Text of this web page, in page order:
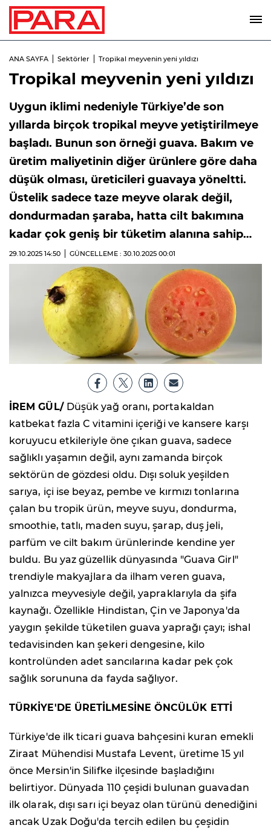
ANA SAYFA Sektörler Tropikal meyvenin yeni yıldızı
Tropikal meyvenin yeni yıldızı
Uygun iklimi nedeniyle Türkiye’de son
yıllarda birçok tropikal meyve yetiştirilmeye
başladı. Bunun son örneği guava. Bakım ve
üretim maliyetinin diğer ürünlere göre daha
düşük olması, üreticileri guavaya yöneltti.
Üstelik sadece taze meyve olarak değil,
dondurmadan şaraba, hatta cilt bakımına
kadar çok geniş bir tüketim alanına sahip…
29.10.2025 14:50 GÜNCELLEME : 30.10.2025 00:01
İREM GÜL/ Düşük yağ oranı, portakaldan
katbekat fazla C vitamini içeriği ve kansere karşı
koruyucu etkileriyle öne çıkan guava, sadece
sağlıklı yaşamın değil, aynı zamanda birçok
sektörün de gözdesi oldu. Dışı soluk yeşilden
sarıya, içi ise beyaz, pembe ve kırmızı tonlarına
çalan bu tropik ürün, meyve suyu, dondurma,
smoothie, tatlı, maden suyu, şarap, duş jeli,
parfüm ve cilt bakım ürünlerinde kendine yer
buldu. Bu yaz güzellik dünyasında "Guava Girl"
trendiyle makyajlara da ilham veren guava,
yalnızca meyvesiyle değil, yapraklarıyla da şifa
kaynağı. Özellikle Hindistan, Çin ve Japonya'da
yaygın şekilde tüketilen guava yaprağı çayı; ishal
tedavisinden kan şekeri dengesine, kilo
kontrolünden adet sancılarına kadar pek çok
sağlık sorununa da fayda sağlıyor.
TÜRKİYE'DE ÜRETİLMESİNE ÖNCÜLÜK ETTİ
Türkiye'de ilk ticari guava bahçesini kuran emekli
Ziraat Mühendisi Mustafa Levent, üretime 15 yıl
önce Mersin'in Silifke ilçesinde başladığını
belirtiyor. Dünyada 110 çeşidi bulunan guavadan
ilk olarak, dışı sarı içi beyaz olan türünü denediğini
ancak Uzak Doğu'da tercih edilen bu çeşidin